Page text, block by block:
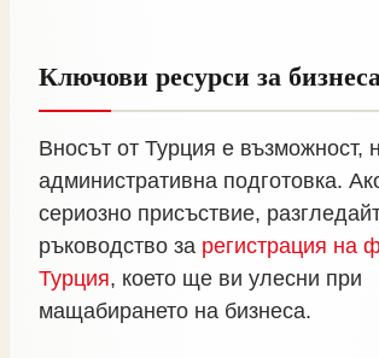
Ключови ресурси за
Вносът от Турция е възможност,
административна подготовка.
сериозно присъствие,
ръководство за регистрация на
Турция, което ще ви улесни при
мащабирането на бизнеса.